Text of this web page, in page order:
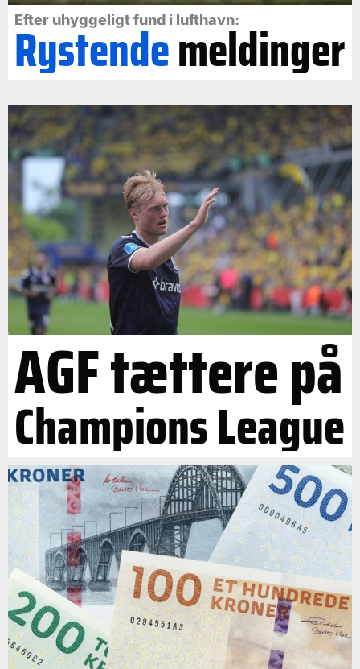
Efter uhyggeligt fund i lufthavn:
Rystendemeldinger
AGF tættere på
Champions League